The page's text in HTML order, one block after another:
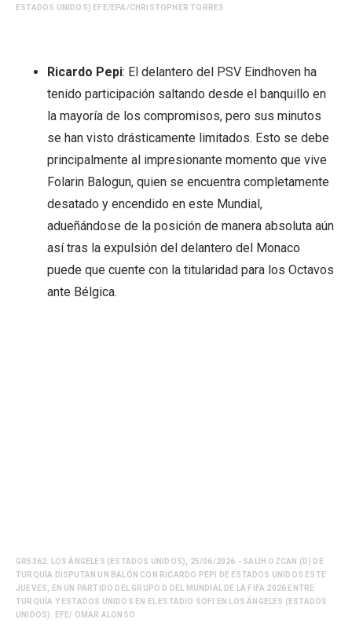
ESTADOS UNIDOS) EFE/EPA/CHRISTOPHER TORRES
Ricardo Pepi: El delantero del PSV Eindhoven ha
tenido participación saltando desde el banquillo en
la mayoría de los compromisos, pero sus minutos
se han visto drásticamente limitados. Esto se debe
principalmente al impresionante momento que vive
Folarin Balogun, quien se encuentra completamente
desatado y encendido en este Mundial,
adueñándose de la posición de manera absoluta aún
así tras la expulsión del delantero del Monaco
puede que cuente con la titularidad para los Octavos
ante Bélgica.
GR5362. LOS ÁNGELES (ESTADOS UNIDOS), 25/06/2026.- SALIH OZCAN (D) DE
TURQUÍA DISPUTAN UN BALÓN CON RICARDO PEPI DE ESTADOS UNIDOS ESTE
JUEVES, EN UN PARTIDO DEL GRUPO D DEL MUNDIAL DE LA FIFA 2026 ENTRE
TURQUÍA Y ESTADOS UNIDOS EN EL ESTADIO SOFI EN LOS ÁNGELES (ESTADOS
UNIDOS). EFE/ OMAR ALONSO